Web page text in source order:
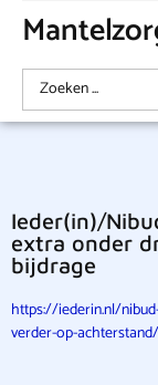
Ieder(in)/
extra onder
bijdrage
https://iederin.nl/
verder-op-achterstand/